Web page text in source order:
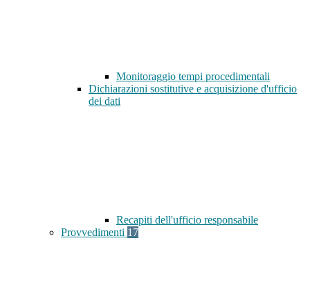
Monitoraggio tempi procedimentali
Dichiarazioni sostitutive e acquisizione d'ufficio
dei dati
Recapiti dell'ufficio responsabile
Provvedimenti 17